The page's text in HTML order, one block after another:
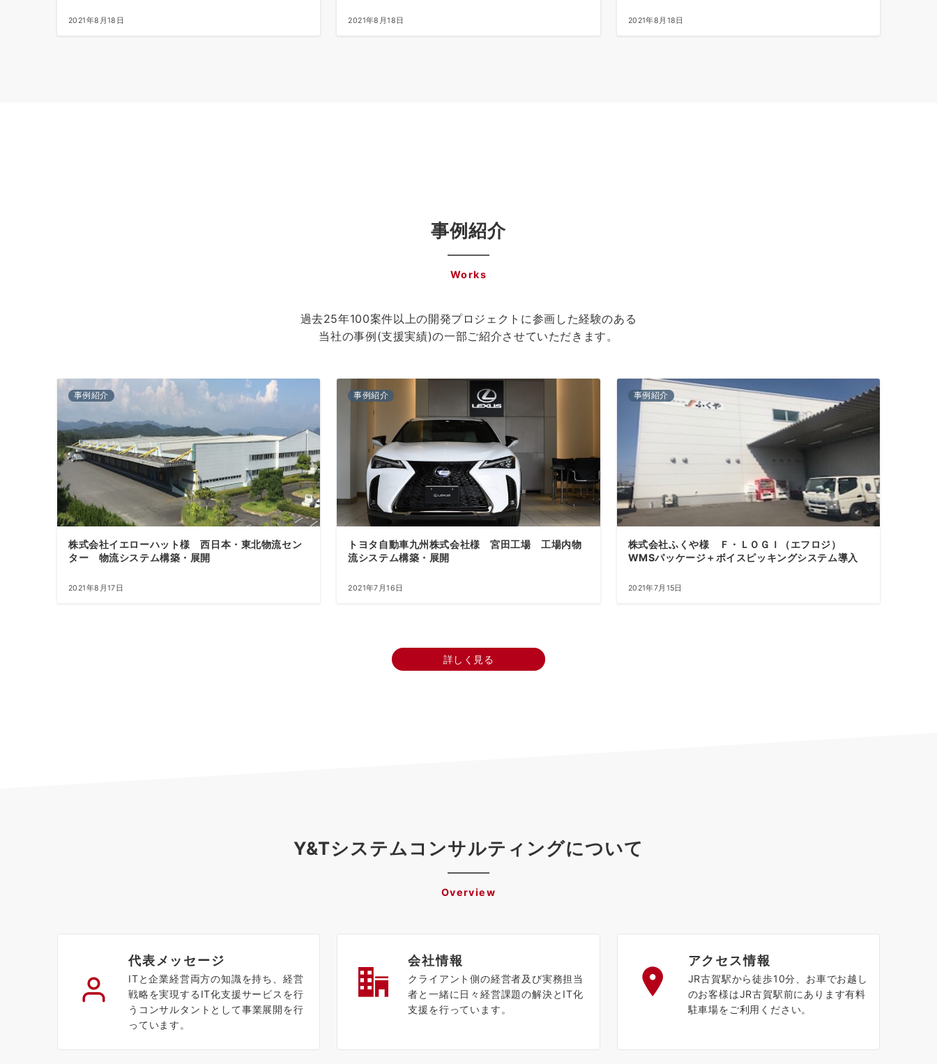
2021年8月18日 2021年8月18日 2021年8月18日
事例紹介
Works
過去25年100案件以上の開発プロジェクトに参画した経験のある
当社の事例(支援実績)の一部ご紹介させていただきます。
事例紹介
株式会社イエローハット様 西日本・東北物流セン
ター 物流システム構築・展開
2021年8月17日
事例紹介
トヨタ自動車九州株式会社様 宮田工場 工場内物
流システム構築・展開
2021年7月16日
事例紹介
株式会社ふくや様 Ｆ・ＬＯＧＩ（エフロジ）
WMSパッケージ＋ボイスピッキングシステム導入
2021年7月15日
詳しく見る
Y&Tシステムコンサルティングについて
Overview
代表メッセージ
ITと企業経営両方の知識を持ち、経営
戦略を実現するIT化支援サービスを行
うコンサルタントとして事業展開を行
っています。
会社情報
クライアント側の経営者及び実務担当
者と一緒に日々経営課題の解決とIT化
支援を行っています。
アクセス情報
JR古賀駅から徒歩10分、お車でお越し
のお客様はJR古賀駅前にあります有料
駐車場をご利用ください。